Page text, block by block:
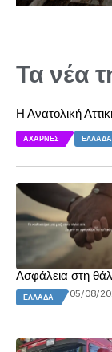
Τα νέα
Η Ανατολική
ΑΧΑΡΝΈΣ ΕΛΛΆΔΑ
Ασφάλεια στη
ΕΛΛΆΔΑ 05/08/